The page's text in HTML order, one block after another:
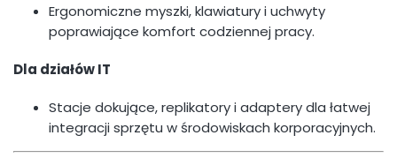
Ergonomiczne myszki, klawiatury i uchwyty
poprawiające komfort codziennej pracy.
Dla działów IT
Stacje dokujące, replikatory i adaptery dla łatwej
integracji sprzętu w środowiskach korporacyjnych.